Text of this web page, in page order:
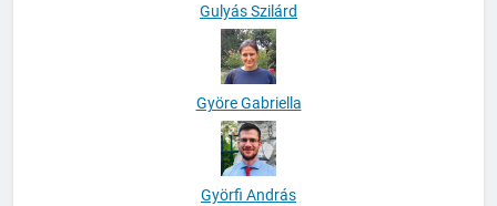
Gulyás Szilárd
Györe Gabriella
Györfi András